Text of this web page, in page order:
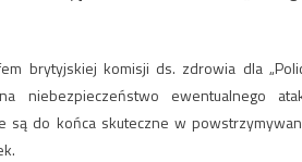
brytyjskiej komisji ds. zdrowia dla
niebezpieczeństwo ewentualnego
są do końca skuteczne w